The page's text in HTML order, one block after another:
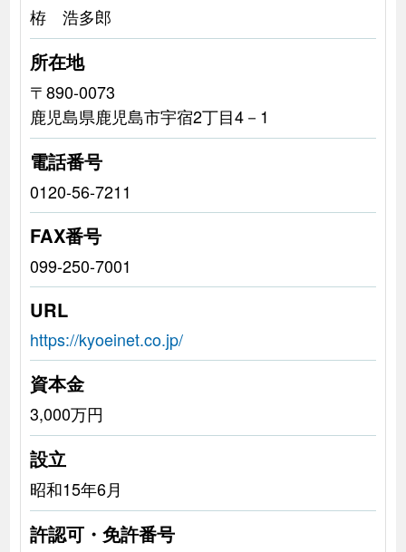
栫 浩多郎
所在地
〒890-0073
鹿児島県鹿児島市宇宿2丁目4－1
電話番号
0120-56-7211
FAX番号
099-250-7001
URL
https://kyoeinet.co.jp/
資本金
3,000万円
設立
昭和15年6月
許認可・免許番号